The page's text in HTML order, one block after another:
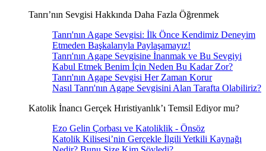
Tanrı’nın Sevgisi Hakkında Daha Fazla Öğrenmek
Tanrı'nın Agape Sevgisi: İlk Önce Kendimiz Deneyim
Etmeden Başkalarıyla Paylaşamayız!
Tanrı'nın Agape Sevgisine İnanmak ve Bu Sevgiyi
Kabul Etmek Benim İçin Neden Bu Kadar Zor?
Tanrı'nın Agape Sevgisi Her Zaman Korur
Nasıl Tanrı'nın Agape Sevgisini Alan Tarafta Olabiliriz?
Katolik İnancı Gerçek Hıristiyanlık’ı Temsil Ediyor mu?
Ezo Gelin Çorbası ve Katoliklik - Önsöz
Katolik Kilisesi’nin Gerçekle İlgili Yetkili Kaynağı